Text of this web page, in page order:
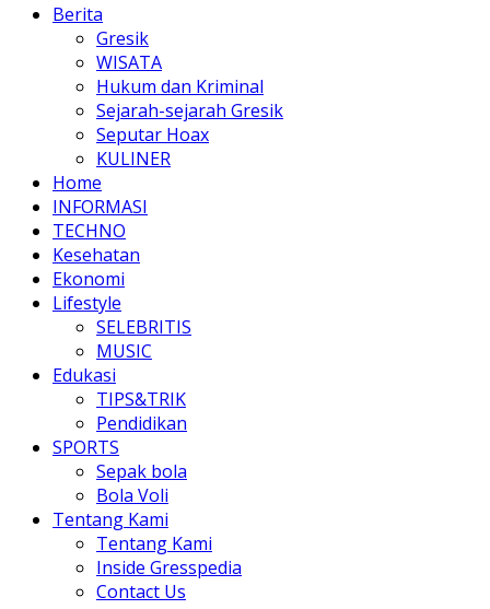
Berita
Gresik
WISATA
Hukum dan Kriminal
Sejarah-sejarah Gresik
Seputar Hoax
KULINER
Home
INFORMASI
TECHNO
Kesehatan
Ekonomi
Lifestyle
SELEBRITIS
MUSIC
Edukasi
TIPS&TRIK
Pendidikan
SPORTS
Sepak bola
Bola Voli
Tentang Kami
Tentang Kami
Inside Gresspedia
Contact Us